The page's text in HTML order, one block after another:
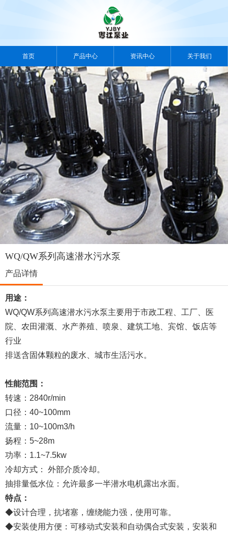
首页 产品中心 资讯中心 关于我们
案例中心 视频中心 人力资源 联系我们
WQ/QW系列高速潜水污水泵
产品详情
用途：
WQ/QW系列高速潜水污水泵主要用于市政工程、工厂、医
院、农田灌溉、水产养殖、喷泉、建筑工地、宾馆、饭店等
行业
排送含固体颗粒的废水、城市生活污水。
性能范围：
转速：2840r/min
口径：40~100mm
流量：10~100m3/h
扬程：5~28m
功率：1.1~7.5kw
冷却方式： 外部介质冷却。
抽排量低水位：允许最多一半潜水电机露出水面。
特点：
◆设计合理，抗堵塞，缠绕能力强，使用可靠。
◆安装使用方便：可移动式安装和自动偶合式安装，安装和